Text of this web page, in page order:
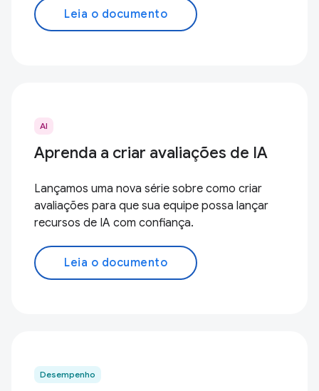
Leia o documento
AI
Aprenda a criar avaliações de IA
Lançamos uma nova série sobre como criar
avaliações para que sua equipe possa lançar
recursos de IA com confiança.
Leia o documento
Desempenho